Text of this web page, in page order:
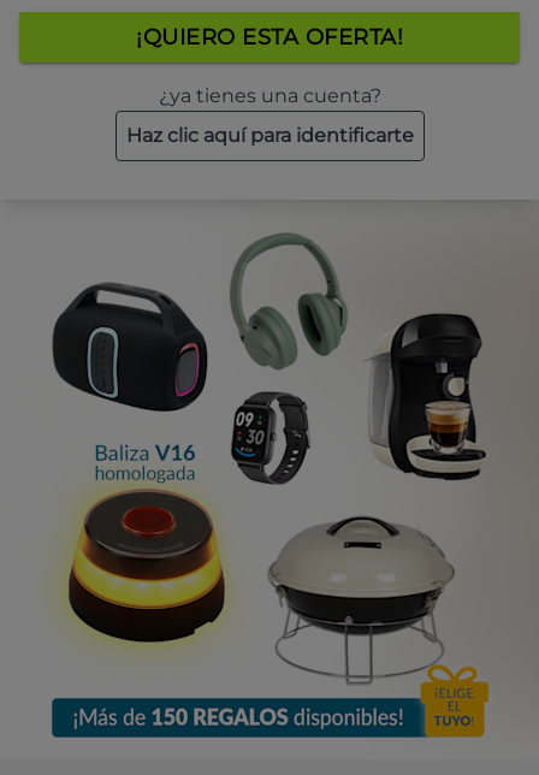
¡QUIERO ESTA OFERTA!
¿ya tienes una cuenta?
Haz clic aquí para identificarte